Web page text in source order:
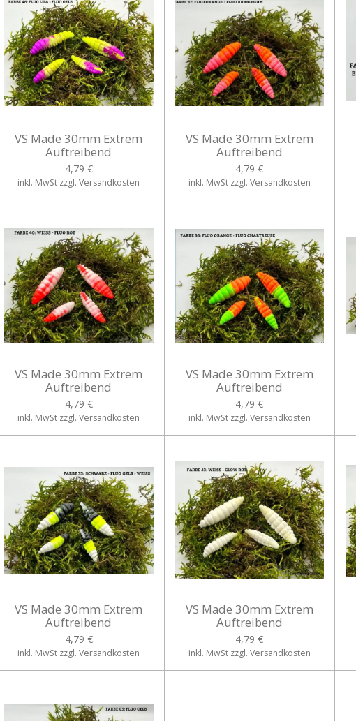
VS Made 30mm Extrem
Auftreibend
4,79 €
inkl. MwSt zzgl. Versandkosten
VS Made 30mm Extrem
Auftreibend
4,79 €
inkl. MwSt zzgl. Versandkosten
VS Made 30mm Extrem
Auftreibend
4,79 €
inkl. MwSt zzgl. Versandkosten
VS Made 30mm Extrem
Auftreibend
4,79 €
inkl. MwSt zzgl. Versandkosten
VS Made 30mm Extrem
Auftreibend
4,79 €
inkl. MwSt zzgl. Versandkosten
VS Made 30mm Extrem
Auftreibend
4,79 €
inkl. MwSt zzgl. Versandkosten